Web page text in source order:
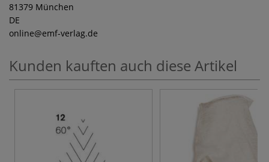
81379 München
DE
online@emf-verlag.de
Kunden kauften auch diese Artikel